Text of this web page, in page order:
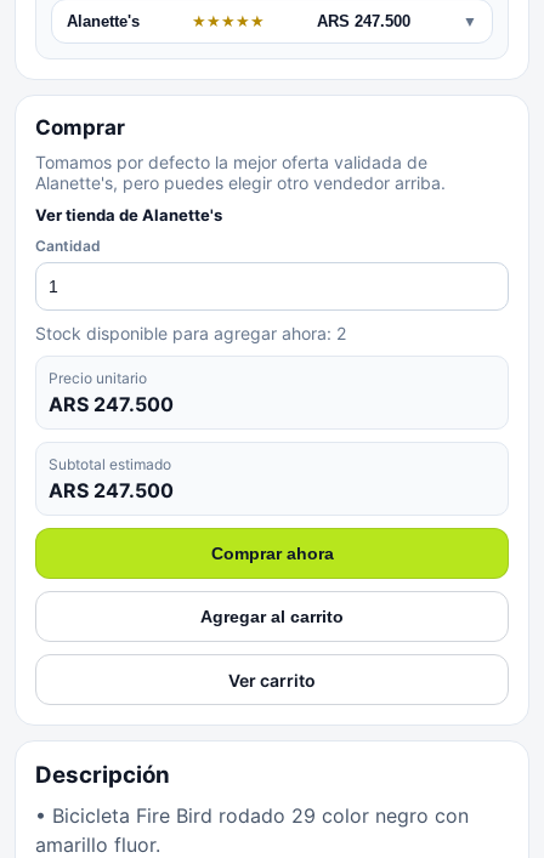
Alanette's ★★★★★ ARS 247.500 ▼
Comprar
Tomamos por defecto la mejor oferta validada de
Alanette's, pero puedes elegir otro vendedor arriba.
Ver tienda deAlanette's
Cantidad
Stock disponible para agregar ahora: 2
Precio unitario
ARS 247.500
Subtotal estimado
ARS 247.500
Comprar ahora
Agregar al carrito
Ver carrito
Descripción
• Bicicleta Fire Bird rodado 29 color negro con
amarillo fluor.